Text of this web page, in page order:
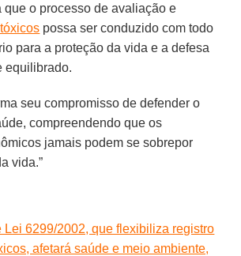
que o processo de avaliação e
possa ser conduzido com todo
para a proteção da vida e a defesa
equilibrado.
seu compromisso de defender o
compreendendo que os
jamais podem se sobrepor
vida.”
Lei 6299/2002, que flexibiliza registro
afetará saúde e meio ambiente,